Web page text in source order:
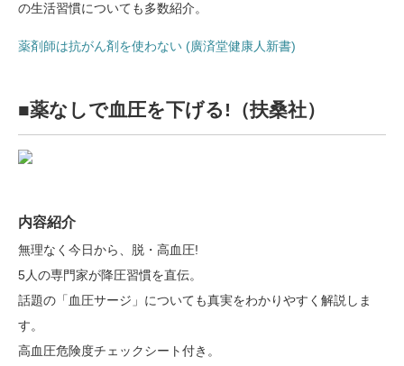
の生活習慣についても多数紹介。
薬剤師は抗がん剤を使わない (廣済堂健康人新書)
■薬なしで血圧を下げる!（扶桑社）
内容紹介
無理なく今日から、脱・高血圧!
5人の専門家が降圧習慣を直伝。
話題の「血圧サージ」についても真実をわかりやすく解説しま
す。
高血圧危険度チェックシート付き。